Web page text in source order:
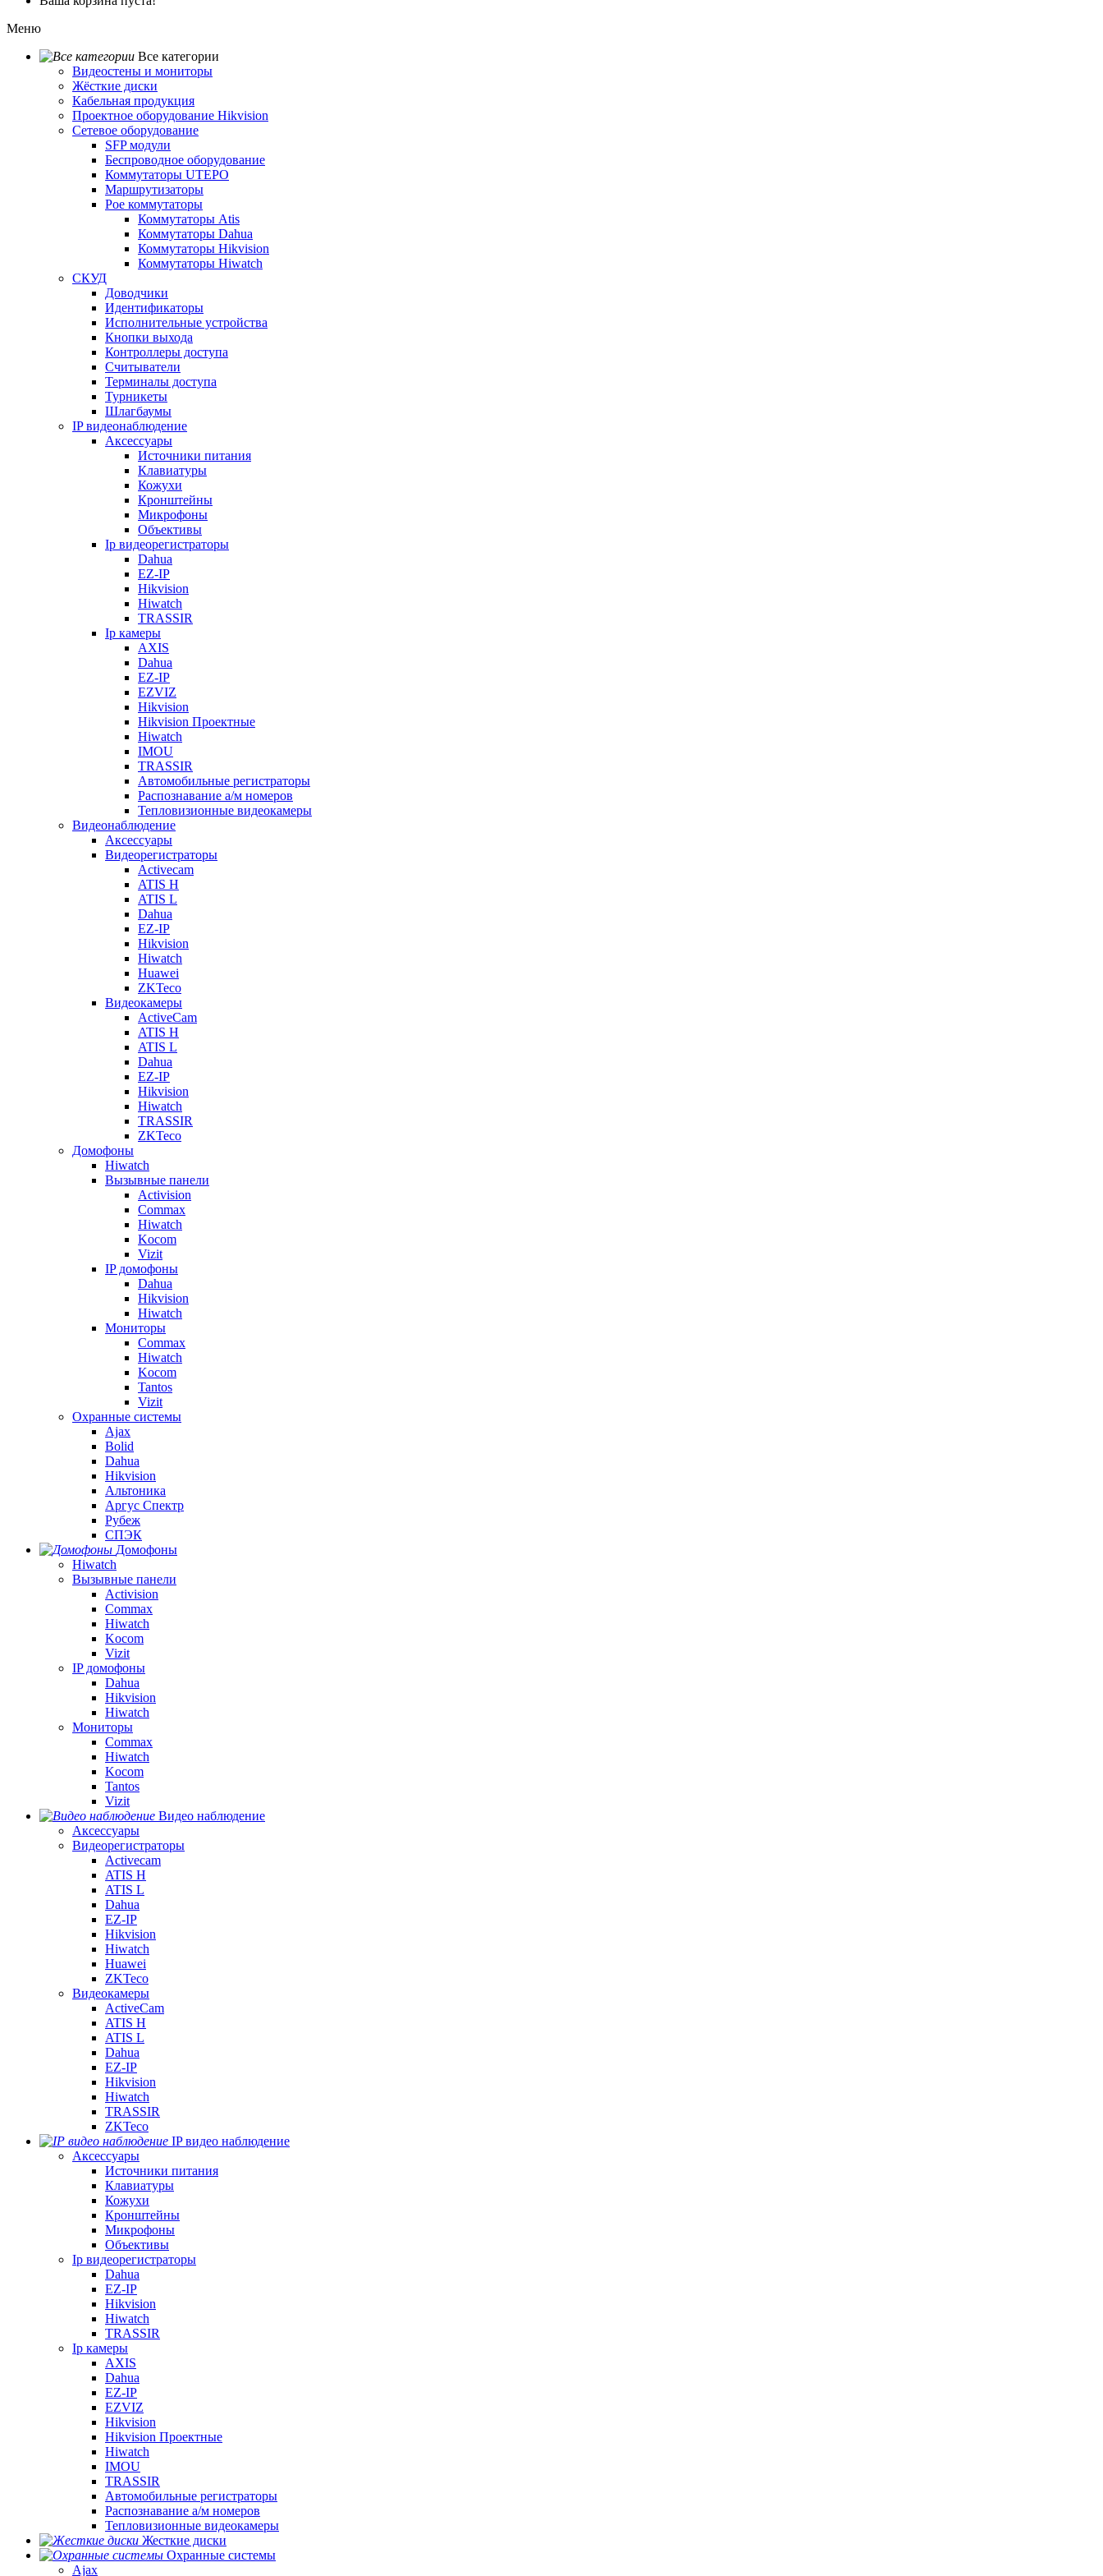
Меню
Все категории
Видеостены и мониторы
Жёсткие диски
Кабельная продукция
Проектное оборудование Hikvision
Сетевое оборудование
SFP модули
Беспроводное оборудование
Коммутаторы UTEPO
Маршрутизаторы
Poe коммутаторы
Коммутаторы Atis
Коммутаторы Dahua
Коммутаторы Hikvision
Коммутаторы Hiwatch
СКУД
Доводчики
Идентификаторы
Исполнительные устройства
Кнопки выхода
Контроллеры доступа
Считыватели
Терминалы доступа
Турникеты
Шлагбаумы
IP видеонаблюдение
Аксессуары
Источники питания
Клавиатуры
Кожухи
Кронштейны
Микрофоны
Объективы
Ip видеорегистраторы
Dahua
EZ-IP
Hikvision
Hiwatch
TRASSIR
Ip камеры
AXIS
Dahua
EZ-IP
EZVIZ
Hikvision
Hikvision Проектные
Hiwatch
IMOU
TRASSIR
Автомобильные регистраторы
Распознавание а/м номеров
Тепловизионные видеокамеры
Видеонаблюдение
Аксессуары
Видеорегистраторы
Activecam
ATIS H
ATIS L
Dahua
EZ-IP
Hikvision
Hiwatch
Huawei
ZKTeco
Видеокамеры
ActiveCam
ATIS H
ATIS L
Dahua
EZ-IP
Hikvision
Hiwatch
TRASSIR
ZKTeco
Домофоны
Hiwatch
Вызывные панели
Activision
Commax
Hiwatch
Kocom
Vizit
IP домофоны
Dahua
Hikvision
Hiwatch
Мониторы
Commax
Hiwatch
Kocom
Tantos
Vizit
Охранные системы
Ajax
Bolid
Dahua
Hikvision
Альтоника
Аргус Спектр
Рубеж
СПЭК
Домофоны
Hiwatch
Вызывные панели
Activision
Commax
Hiwatch
Kocom
Vizit
IP домофоны
Dahua
Hikvision
Hiwatch
Мониторы
Commax
Hiwatch
Kocom
Tantos
Vizit
Видео наблюдение
Аксессуары
Видеорегистраторы
Activecam
ATIS H
ATIS L
Dahua
EZ-IP
Hikvision
Hiwatch
Huawei
ZKTeco
Видеокамеры
ActiveCam
ATIS H
ATIS L
Dahua
EZ-IP
Hikvision
Hiwatch
TRASSIR
ZKTeco
IP видео наблюдение
Аксессуары
Источники питания
Клавиатуры
Кожухи
Кронштейны
Микрофоны
Объективы
Ip видеорегистраторы
Dahua
EZ-IP
Hikvision
Hiwatch
TRASSIR
Ip камеры
AXIS
Dahua
EZ-IP
EZVIZ
Hikvision
Hikvision Проектные
Hiwatch
IMOU
TRASSIR
Автомобильные регистраторы
Распознавание а/м номеров
Тепловизионные видеокамеры
Жесткие диски
Охранные системы
Ajax